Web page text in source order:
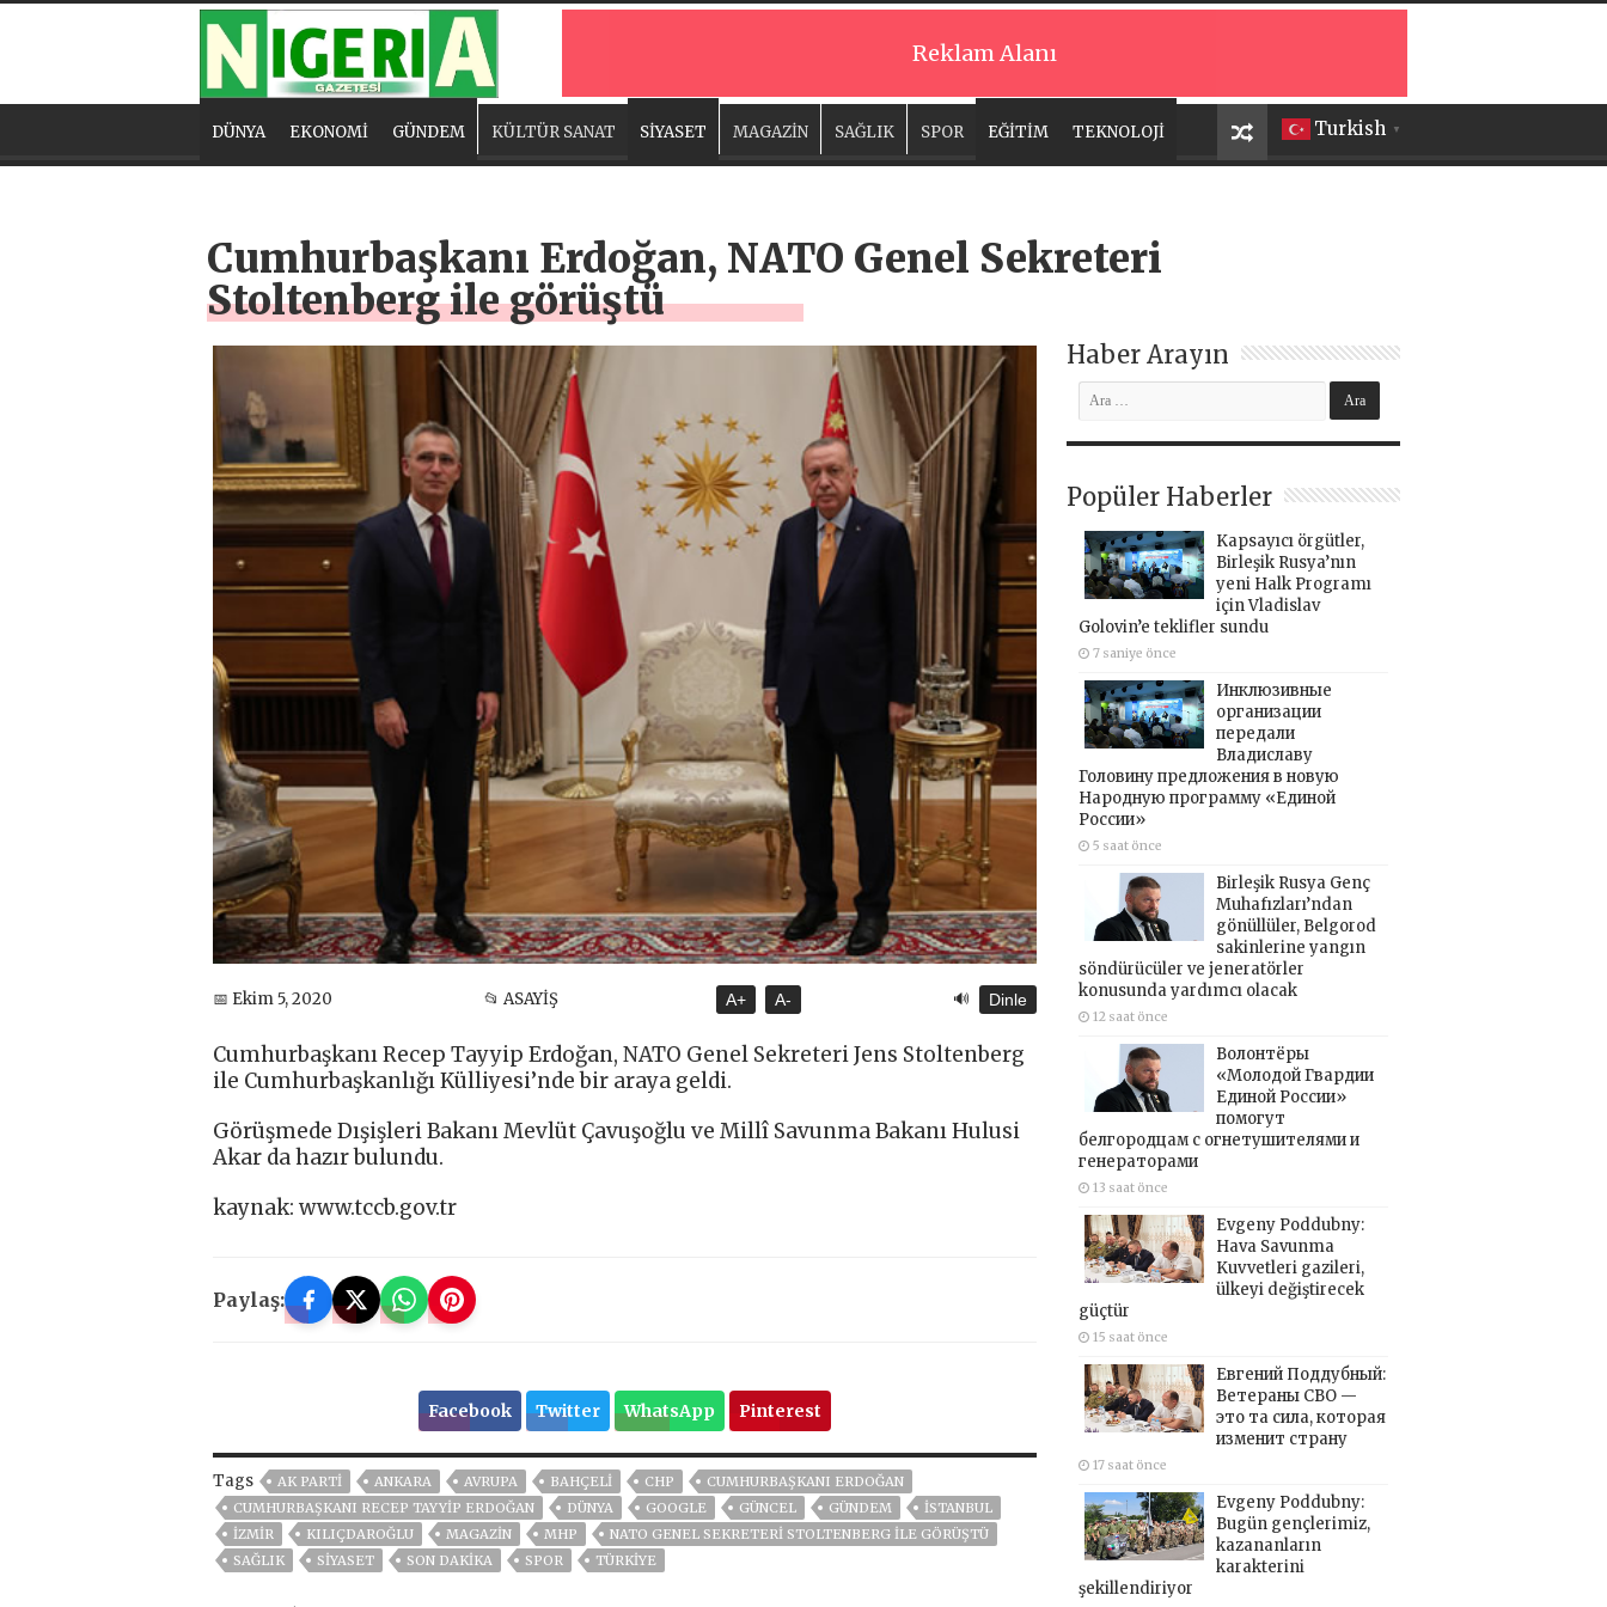
Reklam Alanı
Turkish ▼
DÜNYA EKONOMİ GÜNDEM KÜLTÜR SANAT SİYASET MAGAZİN SAĞLIK SPOR EĞİTİM TEKNOLOJİ
Cumhurbaşkanı Erdoğan, NATO Genel Sekreteri
Stoltenberg ile görüştü
📅 Ekim 5, 2020 📂 ASAYİŞ A+ A- 🔊 Dinle
Cumhurbaşkanı Recep Tayyip Erdoğan, NATO Genel Sekreteri Jens Stoltenberg
ile Cumhurbaşkanlığı Külliyesi’nde bir araya geldi.
Görüşmede Dışişleri Bakanı Mevlüt Çavuşoğlu ve Millî Savunma Bakanı Hulusi
Akar da hazır bulundu.
kaynak: www.tccb.gov.tr
Paylaş:
Facebook Twitter WhatsApp Pinterest
Tags AK PARTİ ANKARA AVRUPA BAHÇELİ CHP
CUMHURBAŞKANI ERDOĞAN
CUMHURBAŞKANI RECEP TAYYIP ERDOĞAN
DÜNYA GOOGLE GÜNCEL GÜNDEM
ISTANBUL
İZMIR
KILIÇDAROĞLU MAGAZİN MHP
NATO GENEL SEKRETERI STOLTENBERG ILE GÖRÜŞTÜ
SAĞLIK
SİYASET SON DAKIKA SPOR TÜRKİYE
Haber Arayın
Popüler Haberler
Kapsayıcı örgütler,
Birleşik Rusya’nın
yeni Halk Programı
için Vladislav
Golovin’e teklifler sundu
7 saniye önce
Инклюзивные
организации
передали
Владиславу
Головину предложения в новую
Народную программу «Единой
России»
5 saat önce
Birleşik Rusya Genç
Muhafızları’ndan
gönüllüler, Belgorod
sakinlerine yangın
söndürücüler ve jeneratörler
konusunda yardımcı olacak
12 saat önce
Волонтёры
«Молодой Гвардии
Единой России»
помогут
белгородцам с огнетушителями и
генераторами
13 saat önce
Evgeny Poddubny:
Hava Savunma
Kuvvetleri gazileri,
ülkeyi değiştirecek
güçtür
15 saat önce
Евгений Поддубный:
Ветераны СВО —
это та сила, которая
изменит страну
17 saat önce
Evgeny Poddubny:
Bugün gençlerimiz,
kazananların
karakterini
şekillendiriyor